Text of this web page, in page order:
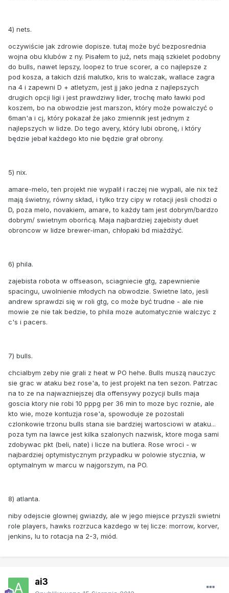
4) nets.
oczywiście jak zdrowie dopisze. tutaj może być bezposrednia
wojna obu klubów z ny. Pisałem to już, nets mają szkielet podobny
do bulls, nawet lepszy, loopez to true scorer, a co najlepsze z
pod kosza, a takich dziś malutko, kris to walczak, wallace zagra
na 4 i zapewni D + atletyzm, jest jj jako jedna z najlepszych
drugich opcji ligi i jest prawdziwy lider, trochę mało ławki pod
koszem, bo na obwodzie jest marszon, który może powalczyć o
6man'a i cj, który pokazał że jako zmiennik jest jednym z
najlepszych w lidze. Do tego avery, który lubi obronę, i który
będzie jebał każdego kto nie będzie grał obrony.
5) nix.
amare-melo, ten projekt nie wypalił i raczej nie wypali, ale nix też
mają świetny, równy skład, i tylko trzy cipy w rotacji jesli chodzi o
D, poza melo, novakiem, amare, to każdy tam jest dobrym/bardzo
dobrym/ swietnym oborńcą. Maja najbardziej zajebisty duet
obroncow w lidze brewer-iman, chłopaki bd miażdżyć.
6) phila.
zajebista robota w offseason, sciagniecie gtg, zapewnienie
spacingu, uwolnienie młodych na obwodzie. Swietne lato, jesli
andrew sprawdzi się w roli gtg, co może być trudne - ale nie
mowie ze nie tak bedzie, to phila moze automatycznie walczyc z
c's i pacers.
7) bulls.
chcialbym zeby nie grali z heat w PO hehe. Bulls muszą nauczyc
sie grac w ataku bez rose'a, to jest projekt na ten sezon. Patrzac
na to ze na najwazniejszej dla offensywy pozycji bulls maja
goscia ktory nie robi 10 pppg per 36 min to moze byc roznie, ale
kto wie, moze kontuzja rose'a, spowoduje ze pozostali
czlonkowie trzonu bulls stana sie bardziej wartosciowi w ataku...
poza tym na lawce jest kilka szalonych nazwisk, ktore moga sami
zdobywac pkt (beli, nate) i licze na butlera. Rose wroci - w
najbardziej optymistycznym przypadku w polowie stycznia, w
optymalnym w marcu w najgorszym, na PO.
8) atlanta.
niby odejscie glownej gwiazdy, ale w jego miejsce przyszli swietni
role players, hawks rozrzuca kazdego w tej licze: morrow, korver,
jenkins, lu to rotacja na 2-3, miód.
ai3